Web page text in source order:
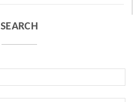
SEARCH